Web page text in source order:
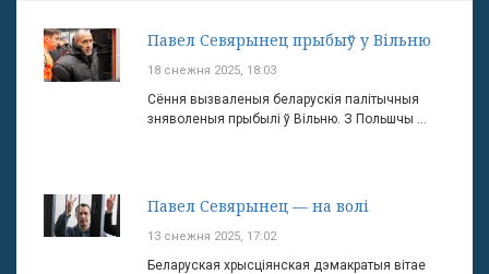
Павел Севярынец прыбыў у Вільню
18 снежня 2025, 18:03
Сёння вызваленыя беларускія палітычныя
зняволеныя прыбылі ў Вільню. З Польшчы ...
Павел Севярынец — на волі
13 снежня 2025, 17:02
Беларуская хрысціянская дэмакратыя вітае